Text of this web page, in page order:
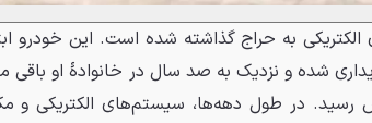
الکتریکی به حراج گذاشته شده است. این
شده و نزدیک به صد سال در خانوادهٔ او باقی
2002 به فروش رسید. در طول دهه‌ها، سیستم‌های